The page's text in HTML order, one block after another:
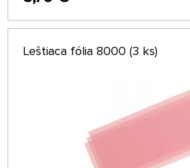
Leštiaca fólia 8000 (3 ks)